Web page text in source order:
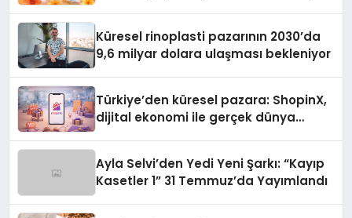
Küresel rinoplasti pazarının 2030’da
9,6 milyar dolara ulaşması bekleniyor
Türkiye’den küresel pazara: ShopinX,
dijital ekonomi ile gerçek dünya
Ayla Selvi’den Yedi Yeni Şarkı: “Kayıp
Kasetler 1” 31 Temmuz’da Yayımlandı